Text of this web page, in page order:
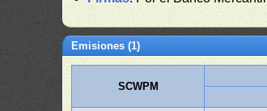
Emisiones (1)
SCWPM